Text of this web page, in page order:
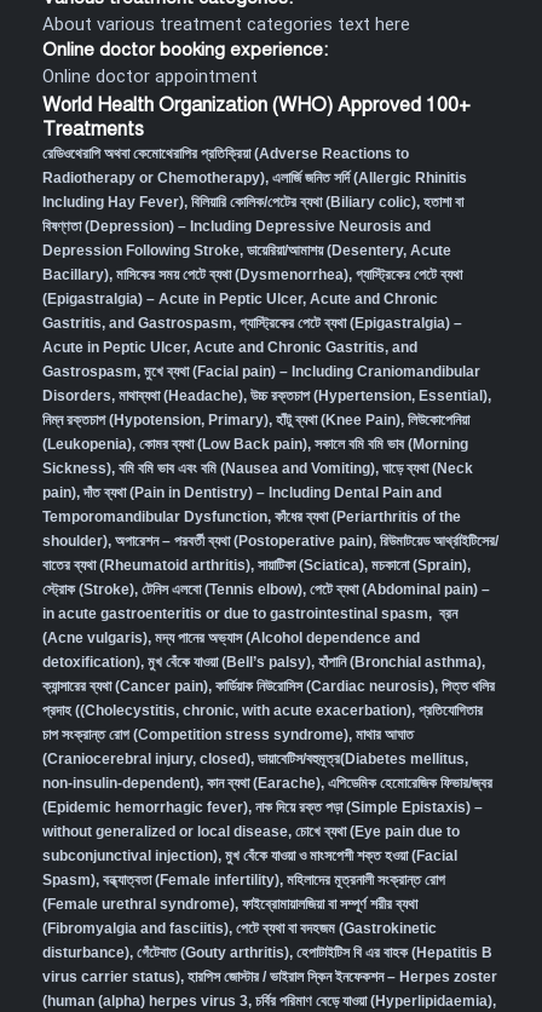
About various treatment categories text here
Online doctor booking experience:
Online doctor appointment
World Health Organization (WHO) Approved 100+
Treatments
রেডিওথেরাপি অথবা কেমোথেরাপির প্রতিক্রিয়া (Adverse Reactions to
Radiotherapy or Chemotherapy), এলার্জি জনিত সর্দি (Allergic Rhinitis
Including Hay Fever), বিলিয়ারি কোলিক/পেটের ব্যথা (Biliary colic), হতাশা বা
বিষণ্ণতা (Depression) – Including Depressive Neurosis and
Depression Following Stroke, ডায়েরিয়া/আমাশয় (Desentery, Acute
Bacillary), মাসিকের সময় পেটে ব্যথা (Dysmenorrhea), গ্যাস্ট্রিকের পেটে ব্যথা
(Epigastralgia) – Acute in Peptic Ulcer, Acute and Chronic
Gastritis, and Gastrospasm, গ্যাস্ট্রিকের পেটে ব্যথা (Epigastralgia) –
Acute in Peptic Ulcer, Acute and Chronic Gastritis, and
Gastrospasm, মুখে ব্যথা (Facial pain) – Including Craniomandibular
Disorders, মাথাব্যথা (Headache), উচ্চ রক্তচাপ (Hypertension, Essential),
নিম্ন রক্তচাপ (Hypotension, Primary), হাঁটু ব্যথা (Knee Pain), লিউকোপেনিয়া
(Leukopenia), কোমর ব্যথা (Low Back pain), সকালে বমি বমি ভাব (Morning
Sickness), বমি বমি ভাব এবং বমি (Nausea and Vomiting), ঘাড়ে ব্যথা (Neck
pain),দাঁত ব্যথা (Pain in Dentistry) – Including Dental Pain and
Temporomandibular Dysfunction, কাঁধের ব্যথা (Periarthritis of the
shoulder), অপারেশন – পরবর্তী ব্যথা (Postoperative pain), রিউমাটয়েড আর্থ্রাইটিসের/
বাতের ব্যথা (Rheumatoid arthritis), সায়াটিকা (Sciatica), মচকানো (Sprain),
স্ট্রোক (Stroke), টেনিস এলবো (Tennis elbow), পেটে ব্যথা (Abdominal pain) –
in acute gastroenteritis or due to gastrointestinal spasm, ব্রন
(Acne vulgaris), মদ্য পানের অভ্যাস (Alcohol dependence and
detoxification), মুখ বেঁকে যাওয়া (Bell’s palsy), হাঁপানি (Bronchial asthma),
ক্যান্সারের ব্যথা (Cancer pain), কার্ডিয়াক নিউরোসিস (Cardiac neurosis), পিত্ত থলির
প্রদাহ ((Cholecystitis, chronic, with acute exacerbation), প্রতিযোগিতার
চাপ সংক্রান্ত রোগ (Competition stress syndrome), মাথার আঘাত
(Craniocerebral injury, closed), ডায়াবেটিস/বহুমূত্র(Diabetes mellitus,
non-insulin-dependent), কান ব্যথা (Earache), এপিডেমিক হেমোরেজিক ফিভার/জ্বর
(Epidemic hemorrhagic fever), নাক দিয়ে রক্ত পড়া (Simple Epistaxis) –
without generalized or local disease, চোখে ব্যথা (Eye pain due to
subconjunctival injection), মুখ বেঁকে যাওয়া ও মাংসপেশী শক্ত হওয়া (Facial
Spasm), বন্ধ্যাত্বতা (Female infertility), মহিলাদের মূত্রনালী সংক্রান্ত রোগ
(Female urethral syndrome), ফাইব্রোমায়ালজিয়া বা সম্পূর্ণ শরীর ব্যথা
(Fibromyalgia and fasciitis), পেটে ব্যথা বা বদহজম (Gastrokinetic
disturbance), গেঁটেবাত (Gouty arthritis), হেপাটাইটিস বি এর বাহক (Hepatitis B
virus carrier status), হারপিস জোস্টার / ভাইরাল স্কিন ইনফেকশন – Herpes zoster
(human (alpha) herpes virus 3, চর্বির পরিমাণ বেড়ে যাওয়া (Hyperlipidaemia),